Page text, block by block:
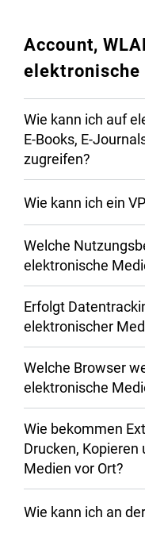
Account,
elektronische
Wie kann ich auf
E-Books, E-
zugreifen?
Achtung:
Wie kann ich ein
Welche
elektronische
Erfolgt
elektronischer
Welche Browser
elektronische
Wie bekommen
Drucken, Kopieren
Medien vor Ort?
Wie kann ich an